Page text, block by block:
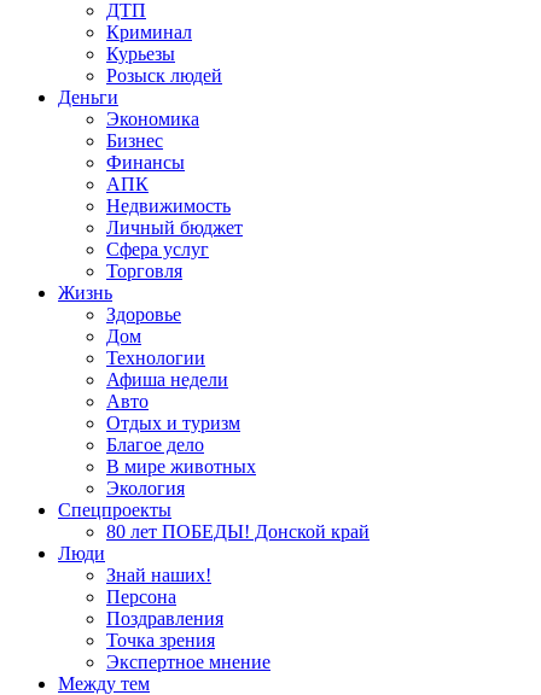
ДТП
Криминал
Курьезы
Розыск людей
Деньги
Экономика
Бизнес
Финансы
АПК
Недвижимость
Личный бюджет
Сфера услуг
Торговля
Жизнь
Здоровье
Дом
Технологии
Афиша недели
Авто
Отдых и туризм
Благое дело
В мире животных
Экология
Спецпроекты
80 лет ПОБЕДЫ! Донской край
Люди
Знай наших!
Персона
Поздравления
Точка зрения
Экспертное мнение
Между тем